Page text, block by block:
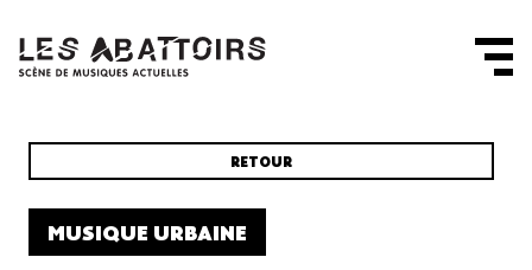
RETOUR
MUSIQUE URBAINE